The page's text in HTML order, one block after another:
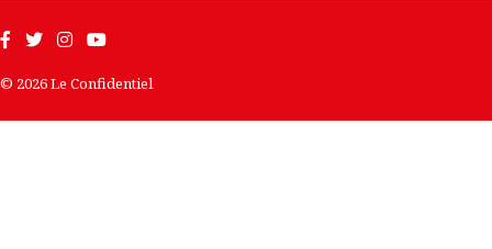
© 2026 Le Confidentiel